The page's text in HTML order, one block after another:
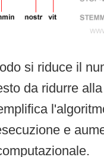
si riduce il
da ridurre
e